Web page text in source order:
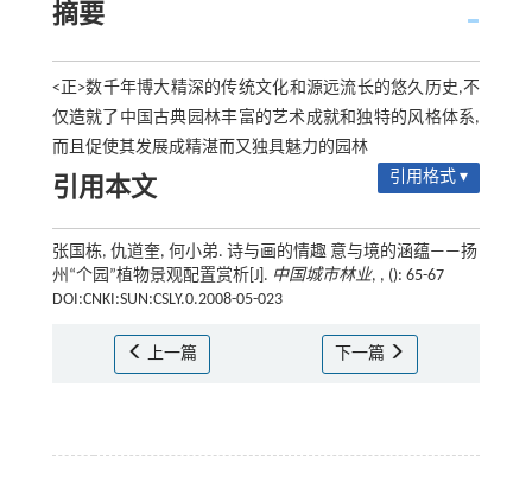
摘要
<正>数千年博大精深的传统文化和源远流长的悠久历史,不
仅造就了中国古典园林丰富的艺术成就和独特的风格体系,
而且促使其发展成精湛而又独具魅力的园林
引用本文 引用格式 ▾
张国栋, 仇道奎, 何小弟. 诗与画的情趣 意与境的涵蕴——扬
州“个园”植物景观配置赏析[J]. 中国城市林业, , (): 65-67
DOI:CNKI:SUN:CSLY.0.2008-05-023
上一篇 下一篇